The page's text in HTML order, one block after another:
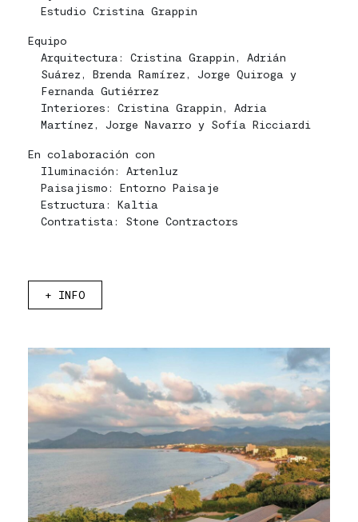
Estudio Cristina Grappin
Equipo
Arquitectura: Cristina Grappin, Adrián
Suárez, Brenda Ramírez, Jorge Quiroga y
Fernanda Gutiérrez
Interiores: Cristina Grappin, Adria
Martínez, Jorge Navarro y Sofía Ricciardi
En colaboración con
Iluminación: Artenluz
Paisajismo: Entorno Paisaje
Estructura: Kaltia
Contratista: Stone Contractors
+ INFO